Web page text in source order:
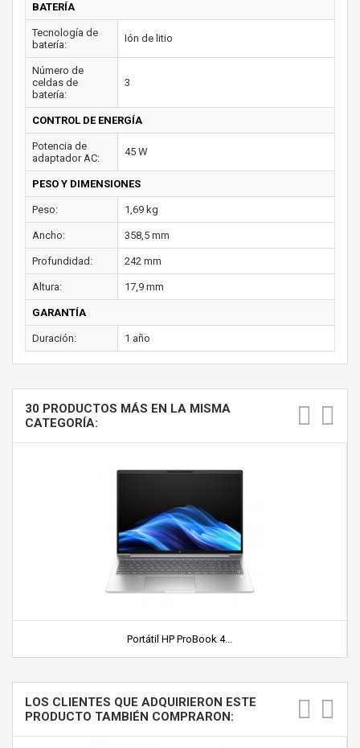
BATERÍA
Tecnología de
batería:
Ión de litio
Número de
celdas de
batería:
3
CONTROL DE ENERGÍA
Potencia de
adaptador AC:
45 W
PESO Y DIMENSIONES
Peso: 1,69 kg
Ancho: 358,5 mm
Profundidad: 242 mm
Altura: 17,9 mm
GARANTÍA
Duración: 1 año
30 PRODUCTOS MÁS EN LA MISMA
CATEGORÍA:
Portátil HP ProBook 4...
LOS CLIENTES QUE ADQUIRIERON ESTE
PRODUCTO TAMBIÉN COMPRARON: